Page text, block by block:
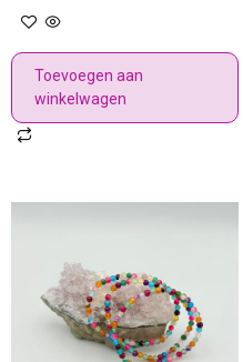
Toevoegen aan
winkelwagen